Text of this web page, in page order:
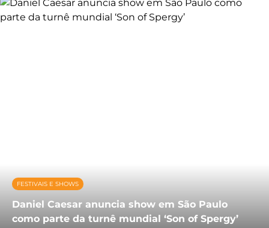
FESTIVAIS E SHOWS
Daniel Caesar anuncia show em São Paulo
como parte da turnê mundial ‘Son of Spergy’